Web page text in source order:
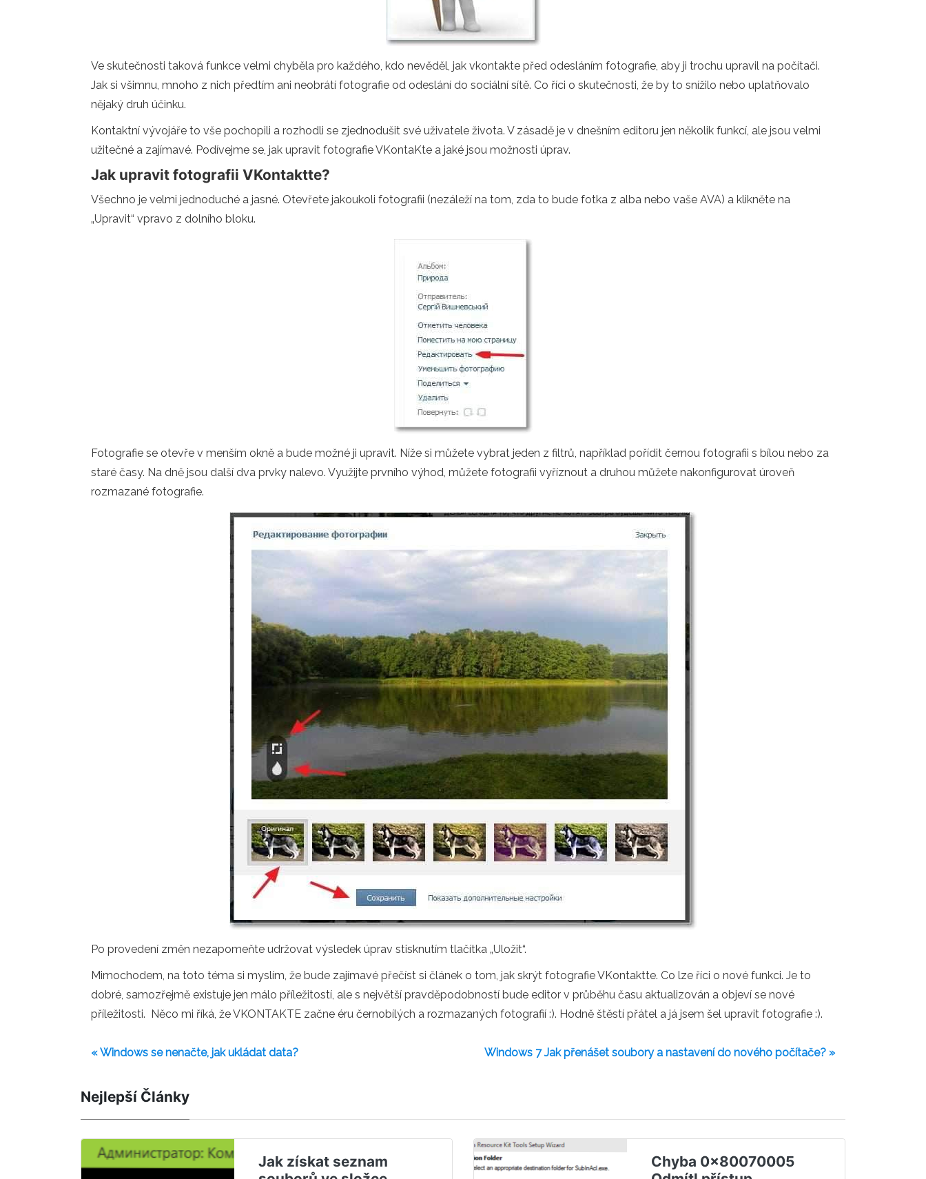
Ve skutečnosti taková funkce velmi chyběla pro každého, kdo nevěděl, jak vkontakte před odesláním fotografie, aby ji trochu upravil na počítači.
Jak si všimnu, mnoho z nich předtím ani neobrátí fotografie od odeslání do sociální sítě. Co říci o skutečnosti, že by to snížilo nebo uplatňovalo
nějaký druh účinku.
Kontaktní vývojáře to vše pochopili a rozhodli se zjednodušit své uživatele života. V zásadě je v dnešním editoru jen několik funkcí, ale jsou velmi
užitečné a zajímavé. Podívejme se, jak upravit fotografie VKontaKte a jaké jsou možnosti úprav.
Jak upravit fotografii VKontaktte?
Všechno je velmi jednoduché a jasné. Otevřete jakoukoli fotografii (nezáleží na tom, zda to bude fotka z alba nebo vaše AVA) a klikněte na
„Upravit“ vpravo z dolního bloku.
Fotografie se otevře v menším okně a bude možné ji upravit. Níže si můžete vybrat jeden z filtrů, například pořídit černou fotografii s bílou nebo za
staré časy. Na dně jsou další dva prvky nalevo. Využijte prvního výhod, můžete fotografii vyříznout a druhou můžete nakonfigurovat úroveň
rozmazané fotografie.
Po provedení změn nezapomeňte udržovat výsledek úprav stisknutím tlačítka „Uložit“.
Mimochodem, na toto téma si myslím, že bude zajímavé přečíst si článek o tom, jak skrýt fotografie VKontaktte. Co lze říci o nové funkci. Je to
dobré, samozřejmě existuje jen málo příležitostí, ale s největší pravděpodobností bude editor v průběhu času aktualizován a objeví se nové
příležitosti. Něco mi říká, že VKONTAKTE začne éru černobílých a rozmazaných fotografií :). Hodně štěstí přátel a já jsem šel upravit fotografie :).
« Windows se nenačte, jak ukládat data? Windows 7 Jak přenášet soubory a nastavení do nového počítače? »
Nejlepší Články
Jak získat seznam
Chyba 0x80070005